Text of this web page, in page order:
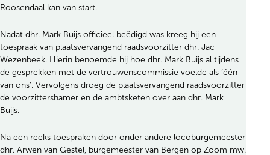
Roosendaal kan van start.
Nadat dhr. Mark Buijs officieel beëdigd was kreeg hij een
toespraak van plaatsvervangend raadsvoorzitter dhr. Jac
Wezenbeek. Hierin benoemde hij hoe dhr. Mark Buijs al tijdens
de gesprekken met de vertrouwenscommissie voelde als ‘één
van ons’. Vervolgens droeg de plaatsvervangend raadsvoorzitter
de voorzittershamer en de ambtsketen over aan dhr. Mark
Buijs.
Na een reeks toespraken door onder andere locoburgemeester
dhr. Arwen van Gestel, burgemeester van Bergen op Zoom mw.